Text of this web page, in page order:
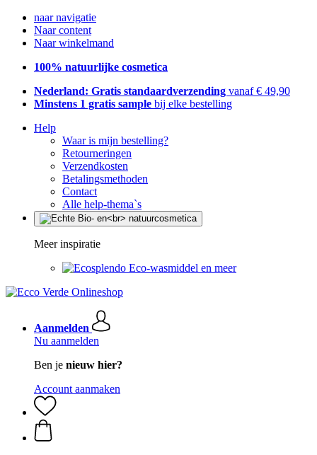
naar navigatie
Naar content
Naar winkelmand
100% natuurlijke cosmetica
Nederland: Gratis standaardverzending vanaf € 49,90
Minstens 1 gratis sample bij elke bestelling
Help
Waar is mijn bestelling?
Retourneringen
Verzendkosten
Betalingsmethoden
Contact
Alle help-thema`s
Meer inspiratie
Eco-wasmiddel en meer
Aanmelden
Nu aanmelden
Ben je nieuw hier?
Account aanmaken